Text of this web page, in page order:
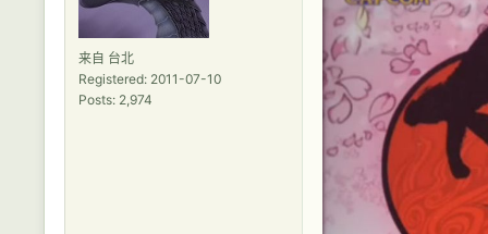
来自 台北
Registered: 2011-07-10
Posts: 2,974